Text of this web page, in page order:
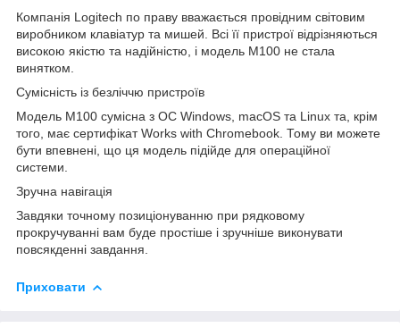
Компанія Logitech по праву вважається провідним світовим
виробником клавіатур та мишей. Всі її пристрої відрізняються
високою якістю та надійністю, і модель M100 не стала
винятком.
Сумісність із безліччю пристроїв
Модель M100 сумісна з ОС Windows, macOS та Linux та, крім
того, має сертифікат Works with Chromebook. Тому ви можете
бути впевнені, що ця модель підійде для операційної
системи.
Зручна навігація
Завдяки точному позиціонуванню при рядковому
прокручуванні вам буде простіше і зручніше виконувати
повсякденні завдання.
Приховати